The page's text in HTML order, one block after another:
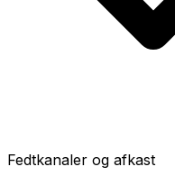
Fedtkanaler og afkast